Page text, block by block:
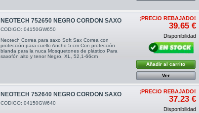
NEOTECH 752650 NEGRO CORDON SAXO
CODIGO: 04150GW650
Neotech Correa para saxo Soft Sax Correa con
protección para cuello Ancho 5 cm Con protección
blanda para la nuca Mosquetones de plástico Para
saxofón alto y tenor Negro, XL, 52,1-66cm
¡PRECIO REBAJADO!
39.65 €
Disponibilidad
Añadir al carrito
Ver
NEOTECH 752640 NEGRO CORDON SAXO
CODIGO: 04150GW640
¡PRECIO REBAJADO!
37.23 €
Disponibilidad